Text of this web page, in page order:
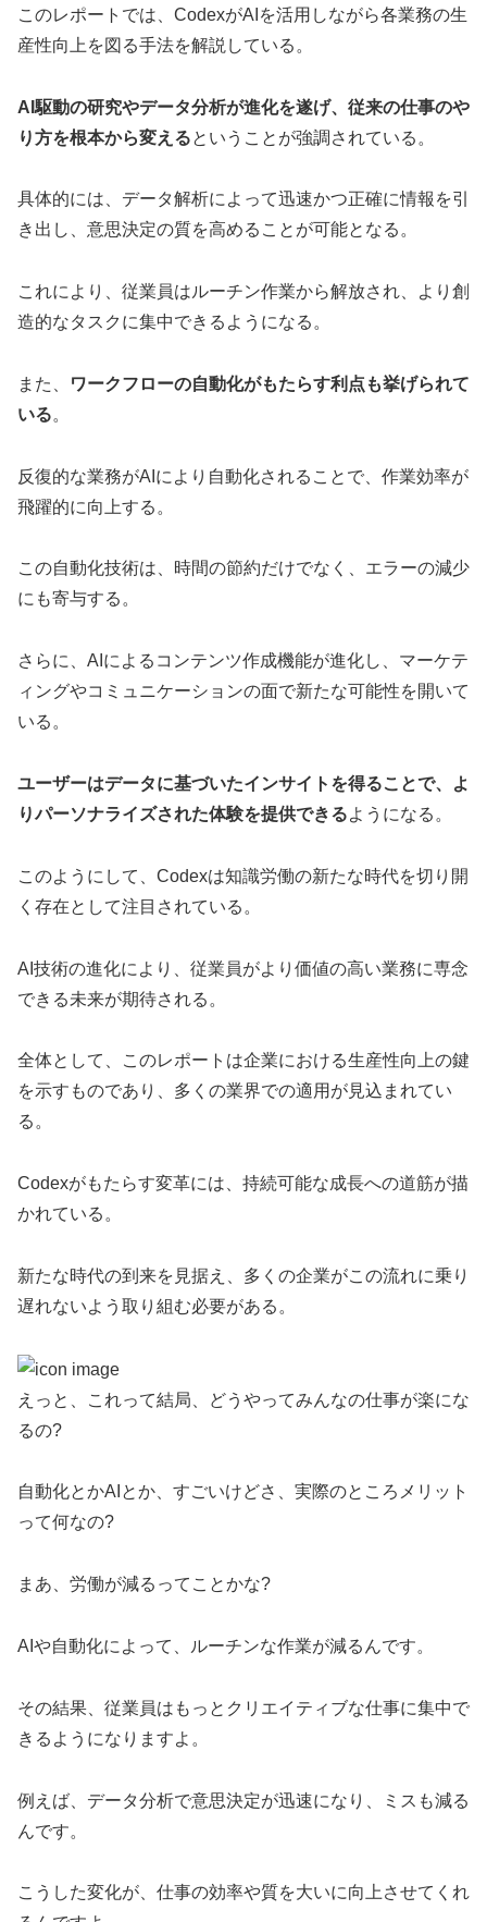
このレポートでは、CodexがAIを活用しながら各業務の生
産性向上を図る手法を解説している。
AI駆動の研究やデータ分析が進化を遂げ、従来の仕事のや
り方を根本から変えるということが強調されている。
具体的には、データ解析によって迅速かつ正確に情報を引
き出し、意思決定の質を高めることが可能となる。
これにより、従業員はルーチン作業から解放され、より創
造的なタスクに集中できるようになる。
また、
ワークフローの自動化がもたらす利点も挙げられて
いる。
反復的な業務がAIにより自動化されることで、作業効率が
飛躍的に向上する。
この自動化技術は、時間の節約だけでなく、エラーの減少
にも寄与する。
さらに、AIによるコンテンツ作成機能が進化し、マーケテ
ィングやコミュニケーションの面で新たな可能性を開いて
いる。
ユーザーはデータに基づいたインサイトを得ることで、よ
りパーソナライズされた体験を提供できるようになる。
このようにして、Codexは知識労働の新たな時代を切り開
く存在として注目されている。
AI技術の進化により、従業員がより価値の高い業務に専念
できる未来が期待される。
全体として、このレポートは企業における生産性向上の鍵
を示すものであり、多くの業界での適用が見込まれてい
る。
Codexがもたらす変革には、持続可能な成長への道筋が描
かれている。
新たな時代の到来を見据え、多くの企業がこの流れに乗り
遅れないよう取り組む必要がある。
えっと、これって結局、どうやってみんなの仕事が楽にな
るの?
自動化とかAIとか、すごいけどさ、実際のところメリット
って何なの?
まあ、労働が減るってことかな?
AIや自動化によって、ルーチンな作業が減るんです。
その結果、従業員はもっとクリエイティブな仕事に集中で
きるようになりますよ。
例えば、データ分析で意思決定が迅速になり、ミスも減る
んです。
こうした変化が、仕事の効率や質を大いに向上させてくれ